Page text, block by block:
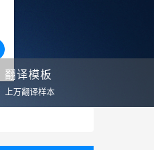
翻译模板
上万翻译样本